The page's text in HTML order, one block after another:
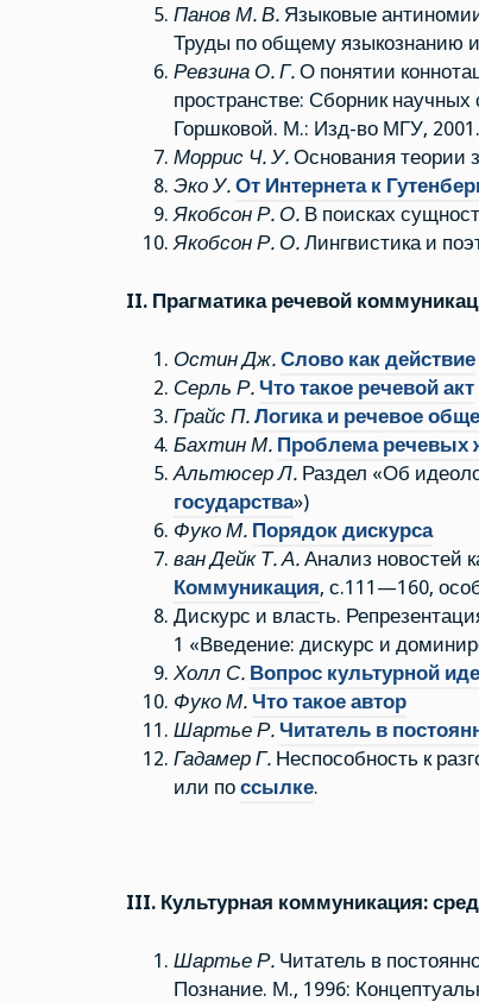
Панов М. В.Языковые
Труды по общему языкознанию
Ревзина О. Г.О понятии
пространстве: Сборник
Горшковой. М.: Изд-во МГУ,
Моррис Ч. У.Основания теории
Эко У. От Интернета к
Якобсон Р. О.В поисках
Якобсон Р. О.Лингвистика и
II. Прагматика речевой
Остин Дж. Слово как действие
Серль Р. Что такое речевой акт
Грайс П. Логика и речевое
Бахтин М. Проблема речевых
Альтюсер Л.Раздел «Об
государства»)
Фуко М. Порядок дискурса
ван Дейк Т. А.Анализ новостей
Коммуникация, с.111—160,
Дискурс и власть.
1 «Введение: дискурс и
Холл С. Вопрос культурной
Фуко М. Что такое автор
Шартье Р. Читатель в
Гадамер Г.Неспособность к
или по ссылке.
III. Культурная коммуникация:
Шартье Р.Читатель в
Познание. М., 1996: